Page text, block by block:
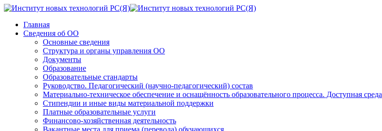
Главная
Сведения об ОО
Основные сведения
Структура и органы управления ОО
Документы
Образование
Образовательные стандарты
Руководство. Педагогический (научно-педагогический) состав
Материально-техническое обеспечение и оснащённость образовательного процесса. Доступная среда
Стипендии и иные виды материальной поддержки
Платные образовательные услуги
Финансово-хозяйственная деятельность
Вакантные места для приема (перевода) обучающихся